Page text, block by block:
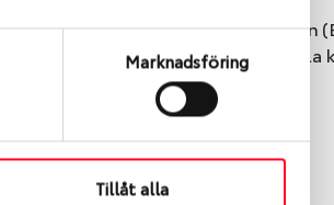
Marknadsföring
Tillåt alla
i Göteborg. Välj mellan Hisingen
däck ser vi till att de uppfyller alla